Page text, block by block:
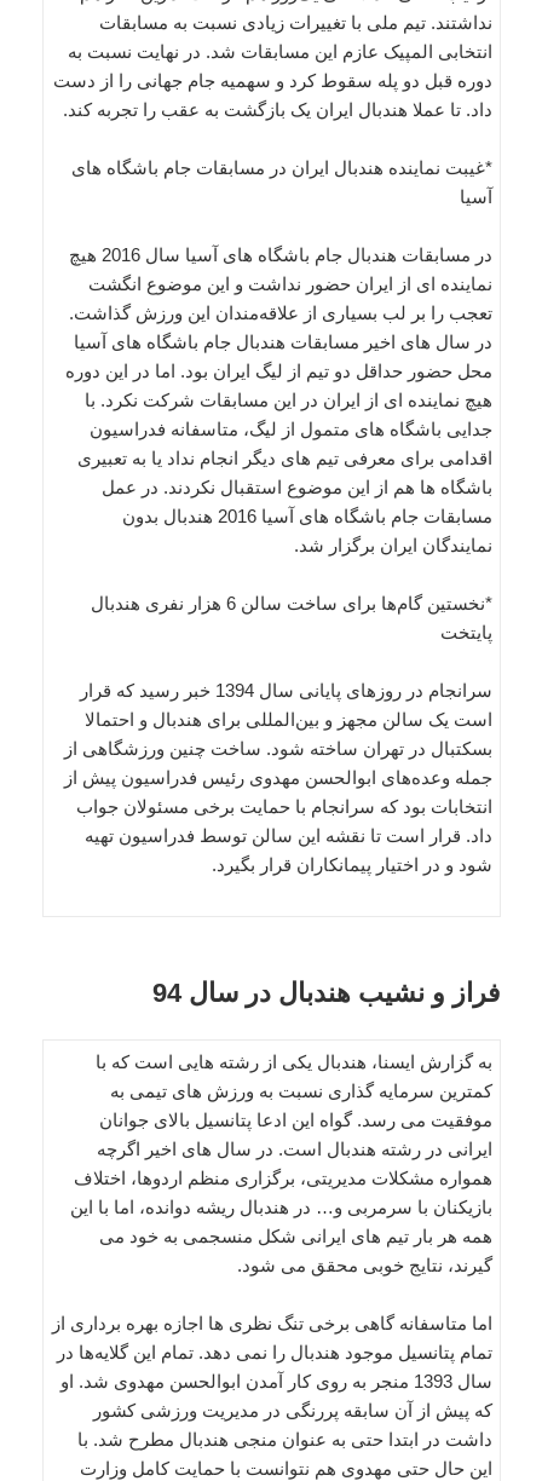
نداشتند. تیم ملی با تغییرات زیادی نسبت به مسابقات
انتخابی المپیک عازم این مسابقات شد. در نهایت نسبت به
دوره قبل دو پله سقوط کرد و سهمیه جام جهانی را از دست
داد. تا عملا هندبال ایران یک بازگشت به عقب را تجربه کند.
*غیبت نماینده هندبال ایران در مسابقات جام باشگاه های
آسیا
در مسابقات هندبال جام باشگاه های آسیا سال 2016 هیچ
نماینده ای از ایران حضور نداشت و این موضوع انگشت
تعجب را بر لب بسیاری از علاقه‌مندان این ورزش گذاشت.
در سال های اخیر مسابقات هندبال جام باشگاه های آسیا
محل حضور حداقل دو تیم از لیگ ایران بود. اما در این دوره
هیچ نماینده ای از ایران در این مسابقات شرکت نکرد. با
جدایی باشگاه های متمول از لیگ، متاسفانه فدراسیون
اقدامی برای معرفی تیم های دیگر انجام نداد یا به تعبیری
باشگاه ها هم از این موضوع استقبال نکردند. در عمل
مسابقات جام باشگاه های آسیا 2016 هندبال بدون
نمایندگان ایران برگزار شد.
*نخستین گام‌ها برای ساخت سالن 6 هزار نفری هندبال
پایتخت
سرانجام در روزهای پایانی سال 1394 خبر رسید که قرار
است یک سالن مجهز و بین‌المللی برای هندبال و احتمالا
بسکتبال در تهران ساخته شود. ساخت چنین ورزشگاهی از
جمله وعده‌های ابوالحسن مهدوی رئیس فدراسیون پیش از
انتخابات بود که سرانجام با حمایت برخی مسئولان جواب
داد. قرار است تا نقشه این سالن توسط فدراسیون تهیه
شود و در اختیار پیمانکاران قرار بگیرد.
فراز و نشیب هندبال در سال 94
به گزارش ایسنا، هندبال یکی از رشته هایی است که با
کمترین سرمایه گذاری نسبت به ورزش های تیمی به
موفقیت می رسد. گواه این ادعا پتانسیل بالای جوانان
ایرانی در رشته هندبال است. در سال های اخیر اگرچه
همواره مشکلات مدیریتی، برگزاری منظم اردوها، اختلاف
بازیکنان با سرمربی و… در هندبال ریشه دوانده، اما با این
همه هر بار تیم های ایرانی شکل منسجمی به خود می
گیرند، نتایج خوبی محقق می شود.
اما متاسفانه گاهی برخی تنگ نظری ها اجازه بهره برداری از
تمام پتانسیل موجود هندبال را نمی دهد. تمام این گلایه‌ها در
سال 1393 منجر به روی کار آمدن ابوالحسن مهدوی شد. او
که پیش از آن سابقه پررنگی در مدیریت ورزشی کشور
داشت در ابتدا حتی به عنوان منجی هندبال مطرح شد. با
این حال حتی مهدوی هم نتوانست با حمایت کامل وزارت